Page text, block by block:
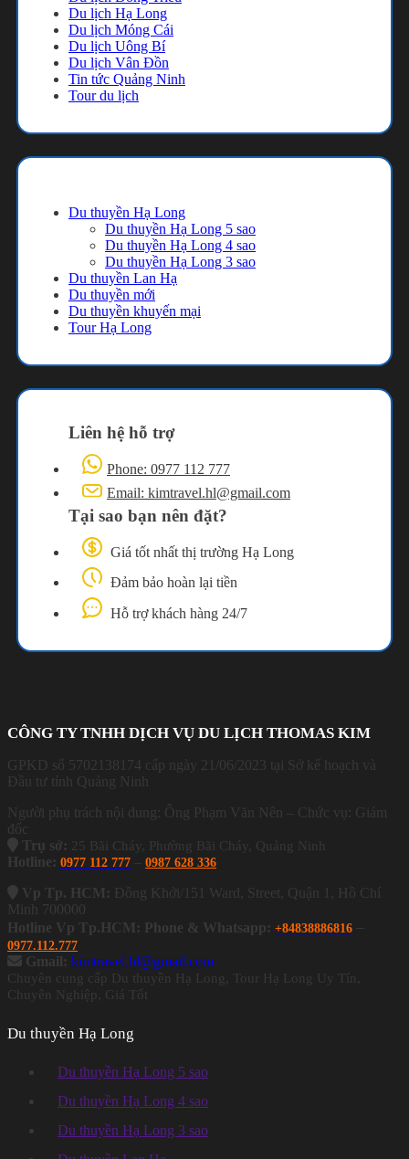
Du lịch Hạ Long
Du lịch Móng Cái
Du lịch Uông Bí
Du lịch Vân Đồn
Tin tức Quảng Ninh
Tour du lịch
Du thuyền Hạ Long
Du thuyền Hạ Long 5 sao
Du thuyền Hạ Long 4 sao
Du thuyền Hạ Long 3 sao
Du thuyền Lan Hạ
Du thuyền mới
Du thuyền khuyến mại
Tour Hạ Long
Liên hệ hỗ trợ
Phone: 0977 112 777
Email: kimtravel.hl@gmail.com
Tại sao bạn nên đặt?
Giá tốt nhất thị trường Hạ Long
Đảm bảo hoàn lại tiền
Hỗ trợ khách hàng 24/7
CÔNG TY TNHH DỊCH VỤ DU LỊCH THOMAS KIM
GPKD số 5702138174 cấp ngày 21/06/2023 tại Sở kế hoạch và
Đầu tư tỉnh Quảng Ninh
Người phụ trách nội dung: Ông Phạm Văn Nên – Chức vụ: Giám
đốc
Trụ sở: 25 Bãi Cháy, Phường Bãi Cháy, Quảng Ninh
Hotline: 0977 112 777 0987 628 336
Vp Tp. HCM:
Đồng Khởi/151 Ward, Street, Quận 1, Hồ Chí
Minh 700000
Hotline Vp Tp.HCM: Phone & Whatsapp: +84838886816
0977.112.777
Gmail: kimtravel.hl@gmail.com
Chuyên cung cấp Du thuyền Hạ Long, Tour Hạ Long Uy Tín,
Chuyên Nghiệp, Giá Tốt
Du thuyền Hạ Long
Du thuyền Hạ Long 5 sao
Du thuyền Hạ Long 4 sao
Du thuyền Hạ Long 3 sao